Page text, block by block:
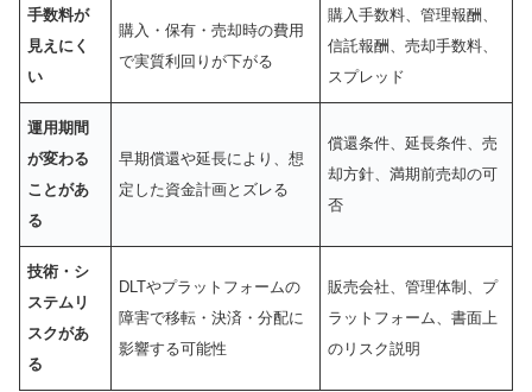
手数料が
見えにく
い
購入・保有・売却時の費用
で実質利回りが下がる
購入手数料、管理報酬、
信託報酬、売却手数料、
スプレッド
運用期間
が変わる
ことがあ
る
早期償還や延長により、想
定した資金計画とズレる
償還条件、延長条件、売
却方針、満期前売却の可
否
技術・シ
ステムリ
スクがあ
る
DLTやプラットフォームの
障害で移転・決済・分配に
影響する可能性
販売会社、管理体制、プ
ラットフォーム、書面上
のリスク説明